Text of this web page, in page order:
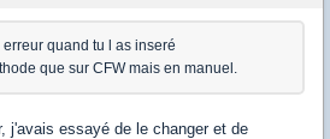
erreur quand tu l as inseré
que sur CFW mais en manuel.
j'avais essayé de le changer et de